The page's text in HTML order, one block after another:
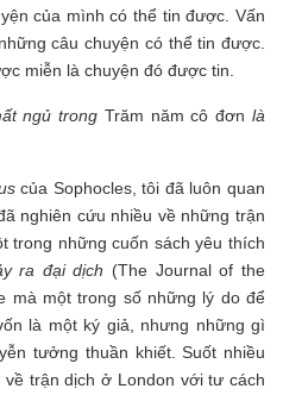
của mình có thể tin được. Vấn
câu chuyện có thể tin được.
miễn là chuyện đó được tin.
ngủ trong Trăm năm cô đơnlà
của Sophocles, tôi đã luôn quan
nghiên cứu nhiều về những trận
trong những cuốn sách yêu thích
ra đại dịch (The Journal of the
mà một trong số những lý do để
là một ký giả, nhưng những gì
tưởng thuần khiết. Suốt nhiều
trận dịch ở London với tư cách